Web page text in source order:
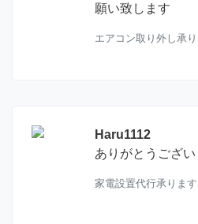
願い致します
エアコン取り外し承り
Haru1112
ありがとうござい
家電設置代行承ります